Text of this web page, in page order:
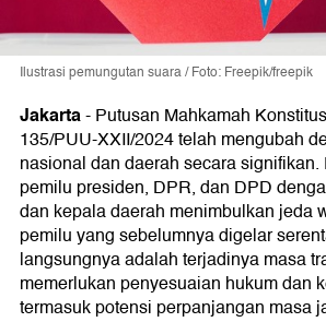
Ilustrasi pemungutan suara / Foto: Freepik/freepik
Jakarta-Putusan Mahkamah
135/PUU-XXII/2024 telah mengubah
nasional dan daerah secara
pemilu presiden, DPR, dan DPD
dan kepala daerah menimbulkan jeda
pemilu yang sebelumnya digelar
langsungnya adalah terjadinya masa
memerlukan penyesuaian hukum dan
termasuk potensi perpanjangan masa